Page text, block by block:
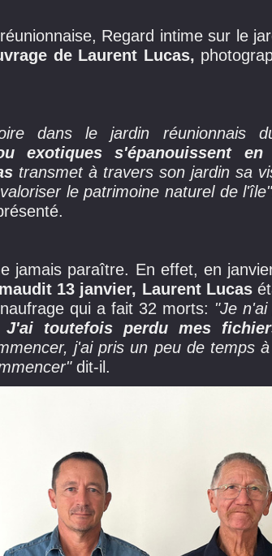
Regard intime sur le
de Laurent Lucas,
dans le jardin réunionnais
exotiques s'épanouissent en
transmet à travers son jardin sa
le patrimoine naturel de
jamais paraître. En effet, en
13 janvier, Laurent Lucas
qui a fait 32 morts: "Je
J'ai toutefois perdu mes
j'ai pris un peu de temps
dit-il.